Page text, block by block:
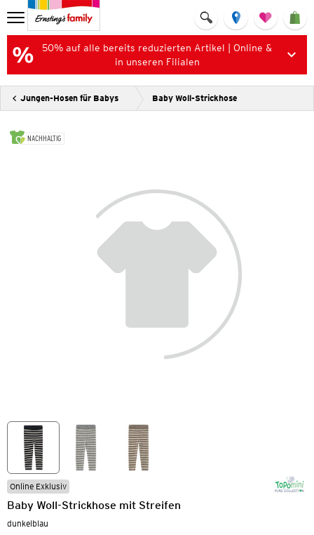
50% auf alle bereits reduzierten Artikel | Online &
in unseren Filialen
Jungen-Hosen für Babys Baby Woll-Strickhose
NACHHALTIG
Online Exklusiv
Baby Woll-Strickhose mit Streifen
dunkelblau